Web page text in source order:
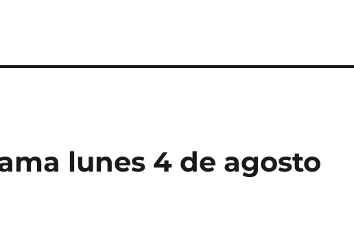
lunes 4 de agosto